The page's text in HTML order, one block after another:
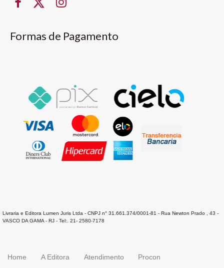
Formas de Pagamento
Livraria e Editora Lumen Juris Ltda - CNPJ n° 31.661.374/0001-81 - Rua Newton Prado , 43 -
VASCO DA GAMA - RJ - Tel:. 21- 2580-7178
Home A Editora Atendimento Procon